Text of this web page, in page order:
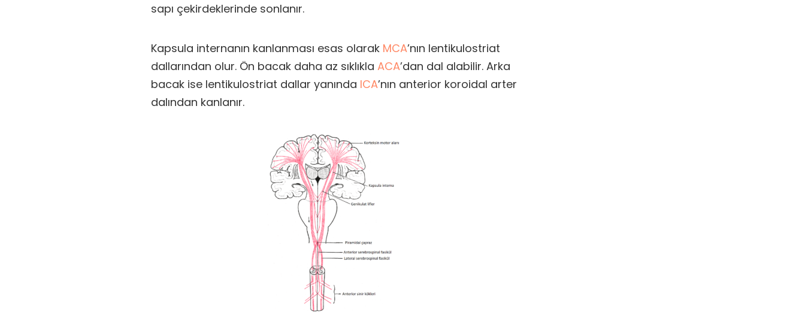
sapı çekirdeklerinde sonlanır.
Kapsula internanın kanlanması esas olarak MCA’nın lentikulostriat
dallarından olur. Ön bacak daha az sıklıkla ACA’dan dal alabilir. Arka
bacak ise lentikulostriat dallar yanında ICA’nın anterior koroidal arter
dalından kanlanır.